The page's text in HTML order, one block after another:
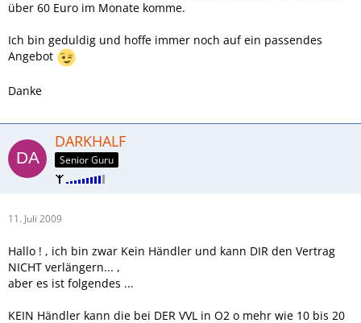
über 60 Euro im Monate komme.
Ich bin geduldig und hoffe immer noch auf ein passendes
Angebot
Danke
DARKHALF
Senior Guru
11. Juli 2009
Hallo ! , ich bin zwar Kein Händler und kann DIR den Vertrag
NICHT verlängern... ,
aber es ist folgendes ...
KEIN Händler kann die bei DER VVL in O2 o mehr wie 10 bis 20